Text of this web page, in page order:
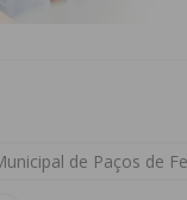
de Paços de